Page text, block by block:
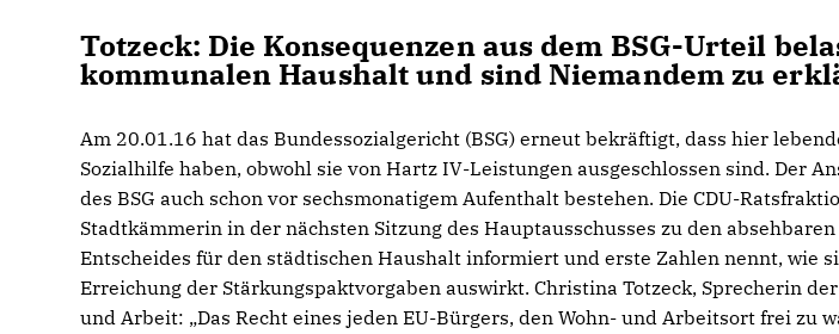
Totzeck: Die Konsequenzen aus dem BSG-Urteil
kommunalen Haushalt und sind Niemandem zu
Am 20.01.16 hat das Bundessozialgericht (BSG) erneut bekräftigt, dass hier
Sozialhilfe haben, obwohl sie von Hartz IV-Leistungen ausgeschlossen sind. Der
des BSG auch schon vor sechsmonatigem Aufenthalt bestehen. Die CDU-
Stadtkämmerin in der nächsten Sitzung des Hauptausschusses zu den
Entscheides für den städtischen Haushalt informiert und erste Zahlen nennt, wie
Erreichung der Stärkungspaktvorgaben auswirkt. Christina Totzeck, Sprecherin
und Arbeit: „Das Recht eines jeden EU-Bürgers, den Wohn- und Arbeitsort frei zu